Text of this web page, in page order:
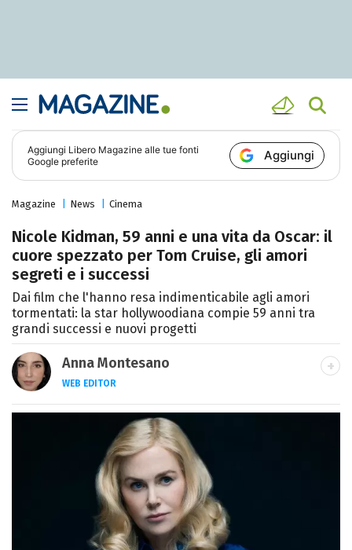
Aggiungi Libero Magazine alle tue fonti
Google preferite
Aggiungi
Magazine News Cinema
Nicole Kidman, 59 anni e una vita da Oscar: il
cuore spezzato per Tom Cruise, gli amori
segreti e i successi
Dai film che l'hanno resa indimenticabile agli amori
tormentati: la star hollywoodiana compie 59 anni tra
grandi successi e nuovi progetti
Anna Montesano
WEB EDITOR
Web editor appassionata di cinema e TV,
dopo la laurea in Lettere Moderne mi
specializzo in Editoria e Giornalismo e
trasformo la passione per la scrittura in un
lavoro.